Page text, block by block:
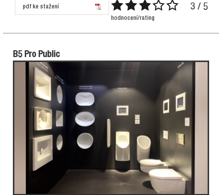
pdf ke stažení 3 / 5
hodnocení/rating
B5 Pro Public